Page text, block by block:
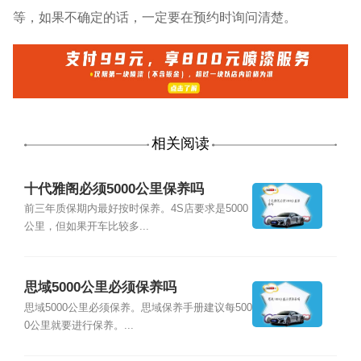
等，如果不确定的话，一定要在预约时询问清楚。
相关阅读
十代雅阁必须5000公里保养吗
前三年质保期内最好按时保养。4S店要求是5000
公里，但如果开车比较多...
思域5000公里必须保养吗
思域5000公里必须保养。思域保养手册建议每500
0公里就要进行保养。...